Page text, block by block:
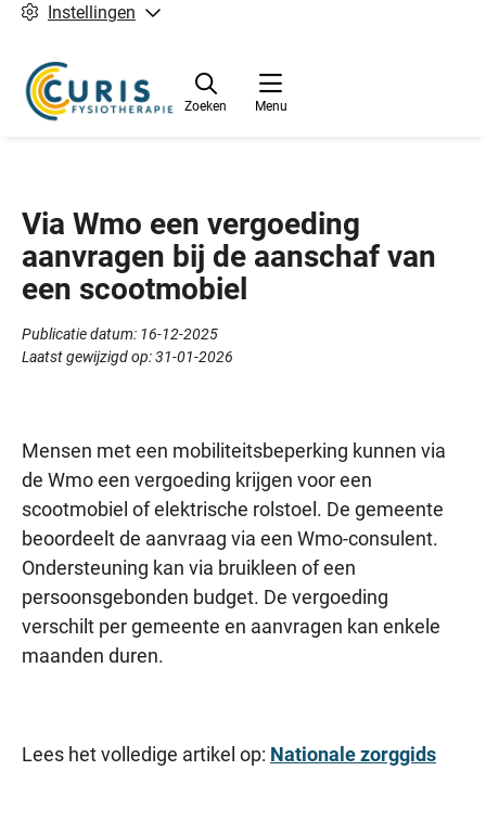
Instellingen
Menu
Zoeken
Via Wmo een vergoeding
aanvragen bij de aanschaf van
een scootmobiel
Publicatie datum: 16-12-2025
Laatst gewijzigd op:31-01-2026
Mensen met een mobiliteitsbeperking kunnen via
de Wmo een vergoeding krijgen voor een
scootmobiel of elektrische rolstoel. De gemeente
beoordeelt de aanvraag via een Wmo-consulent.
Ondersteuning kan via bruikleen of een
persoonsgebonden budget. De vergoeding
verschilt per gemeente en aanvragen kan enkele
maanden duren.
Lees het volledige artikel op: Nationale zorggids